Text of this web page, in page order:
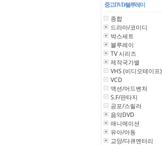
중고 DVD/블루레이
종합
드라마/코미디
박스세트
블루레이
TV 시리즈
제작국가별
VHS (비디오테이프)
VCD
액션/어드벤처
S.F/판타지
공포/스릴러
음악DVD
애니메이션
유아/아동
교양/다큐멘터리